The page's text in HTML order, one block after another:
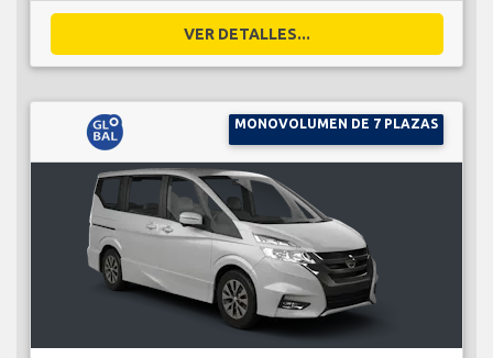
VER DETALLES...
MONOVOLUMEN DE 7 PLAZAS